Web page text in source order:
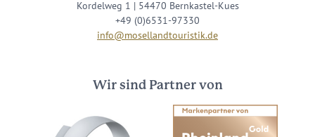
Kordelweg 1 | 54470 Bernkastel-Kues
+49 (0)6531-97330
info@mosellandtouristik.de
Wir sind Partner von